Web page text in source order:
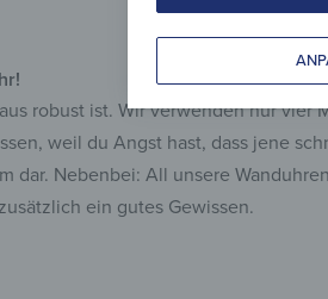
robust ist. Wir verwenden nur
weil du Angst hast, dass jene
dar. Nebenbei: All unsere
ein gutes Gewissen.